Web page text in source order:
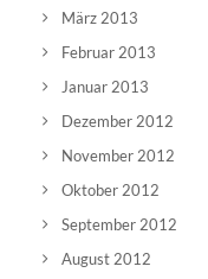
März 2013
Februar 2013
Januar 2013
Dezember 2012
November 2012
Oktober 2012
September 2012
August 2012